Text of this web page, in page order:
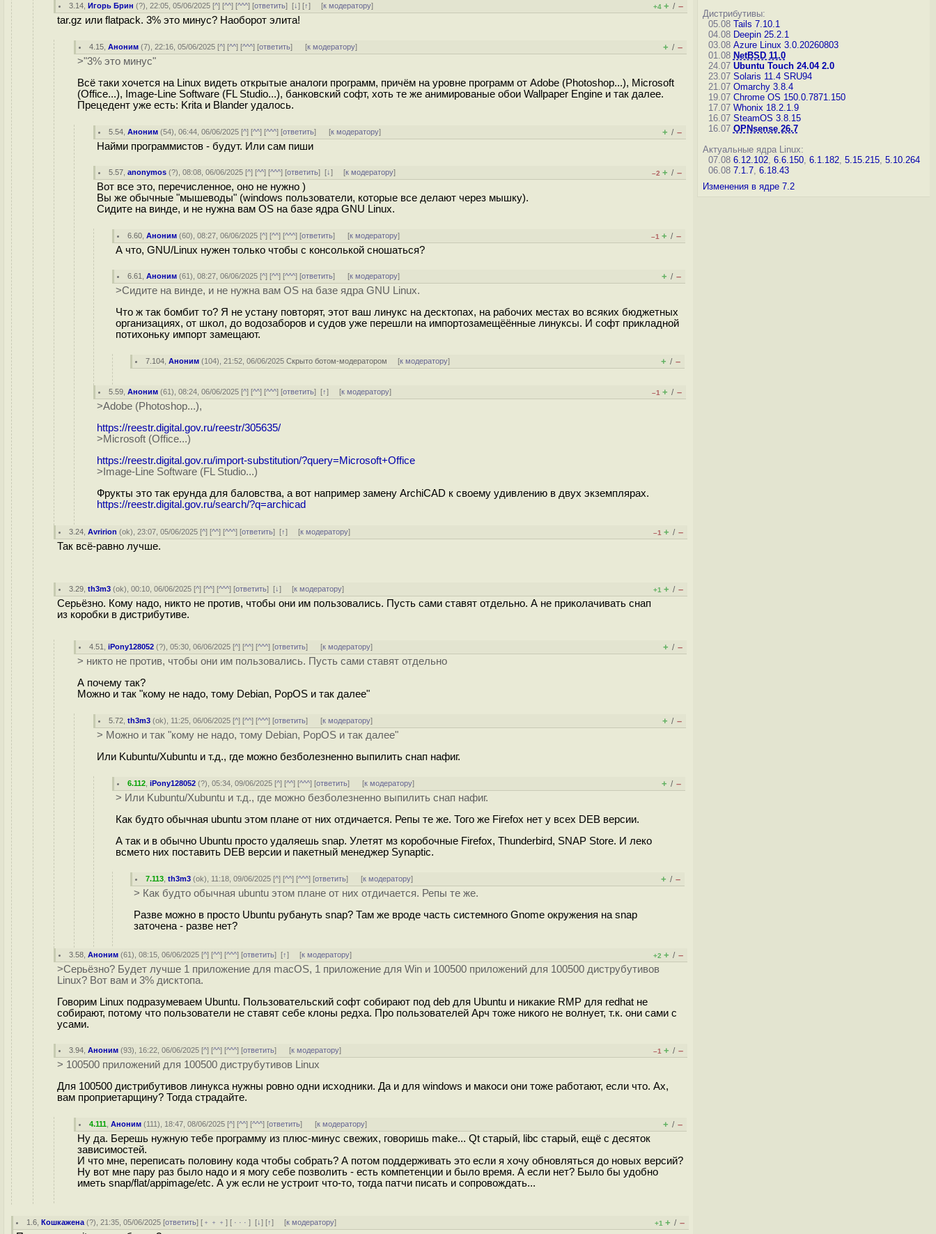
3.14 ,Игорь Брин (?), 22:05, 05/06/2025 [^] [^^] [^^^] [ответить][↓] [↑] [к модератору] +4 + / –
tar.gz или flatpack. 3% это минус? Наоборот элита!
4.15 ,Аноним (7), 22:16, 05/06/2025 [^] [^^] [^^^] [ответить] [к модератору] + / –
>"3% это минус"
Всё таки хочется на Linux видеть открытые аналоги программ, причём на уровне программ от Adobe (Photoshop...), Microsoft
(Office...), Image-Line Software (FL Studio...), банковский софт, хоть те же анимированые обои Wallpaper Engine и так далее.
Прецедент уже есть: Krita и Blander удалось.
5.54 ,Аноним (54), 06:44, 06/06/2025 [^] [^^] [^^^] [ответить] [к модератору] + / –
Найми программистов - будут. Или сам пиши
5.57 ,anonymos (?), 08:08, 06/06/2025 [^] [^^] [^^^] [ответить][↓] [к модератору] –2 + / –
Вот все это, перечисленное, оно не нужно )
Вы же обычные "мышеводы" (windows пользователи, которые все делают через мышку).
Сидите на винде, и не нужна вам OS на базе ядра GNU Linux.
6.60 ,Аноним (60), 08:27, 06/06/2025 [^] [^^] [^^^] [ответить] [к модератору] –1 + / –
А что, GNU/Linux нужен только чтобы с консолькой сношаться?
6.61 ,Аноним (61), 08:27, 06/06/2025 [^] [^^] [^^^] [ответить] [к модератору] + / –
>Сидите на винде, и не нужна вам OS на базе ядра GNU Linux.
Что ж так бомбит то? Я не устану повторят, этот ваш линукс на десктопах, на рабочих местах во всяких бюджетных
организациях, от школ, до водозаборов и судов уже перешли на импортозамещёённые линуксы. И софт прикладной
потихоньку импорт замещают.
7.104 ,Аноним (104), 21:52, 06/06/2025Скрыто ботом-модератором [к модератору] + / –
5.59 ,Аноним (61), 08:24, 06/06/2025 [^] [^^] [^^^] [ответить][↑] [к модератору] –1 + / –
>Adobe (Photoshop...),
https://reestr.digital.gov.ru/reestr/305635/
>Microsoft (Office...)
https://reestr.digital.gov.ru/import-substitution/?query=Microsoft+Office
>Image-Line Software (FL Studio...)
Фрукты это так ерунда для баловства, а вот например замену ArchiCAD к своему удивлению в двух экземплярах.
https://reestr.digital.gov.ru/search/?q=archicad
3.24 ,Avririon (ok), 23:07, 05/06/2025 [^] [^^] [^^^] [ответить][↑] [к модератору] –1 + / –
Так всё-равно лучше.
3.29 ,th3m3 (ok), 00:10, 06/06/2025 [^] [^^] [^^^] [ответить][↓] [к модератору] +1 + / –
Серьёзно. Кому надо, никто не против, чтобы они им пользовались. Пусть сами ставят отдельно. А не приколачивать снап
из коробки в дистрибутиве.
4.51 ,iPony128052 (?), 05:30, 06/06/2025 [^] [^^] [^^^] [ответить] [к модератору] + / –
> никто не против, чтобы они им пользовались. Пусть сами ставят отдельно
А почему так?
Можно и так "кому не надо, тому Debian, PopOS и так далее"
5.72 ,th3m3 (ok), 11:25, 06/06/2025 [^] [^^] [^^^] [ответить] [к модератору] + / –
> Можно и так "кому не надо, тому Debian, PopOS и так далее"
Или Kubuntu/Xubuntu и т.д., где можно безболезненно выпилить снап нафиг.
6.112 ,iPony128052 (?), 05:34, 09/06/2025 [^] [^^] [^^^] [ответить] [к модератору] + / –
> Или Kubuntu/Xubuntu и т.д., где можно безболезненно выпилить снап нафиг.
Как будто обычная ubuntu этом плане от них отдичается. Репы те же. Того же Firefox нет у всех DEB версии.
А так и в обычно Ubuntu просто удаляешь snap. Улетят мз коробочные Firefox, Thunderbird, SNAP Store. И леко
всмето них поставить DEB версии и пакетный менеджер Synaptic.
7.113 ,th3m3 (ok), 11:18, 09/06/2025 [^] [^^] [^^^] [ответить] [к модератору] + / –
> Как будто обычная ubuntu этом плане от них отдичается. Репы те же.
Разве можно в просто Ubuntu рубануть snap? Там же вроде часть системного Gnome окружения на snap
заточена - разве нет?
3.58 ,Аноним (61), 08:15, 06/06/2025 [^] [^^] [^^^] [ответить][↑] [к модератору] +2 + / –
>Серьёзно? Будет лучше 1 приложение для macOS, 1 приложение для Win и 100500 приложений для 100500 диструбутивов
Linux? Вот вам и 3% дисктопа.
Говорим Linux подразумеваем Ubuntu. Пользовательский софт собирают под deb для Ubuntu и никакие RMP для redhat не
собирают, потому что пользователи не ставят себе клоны редха. Про пользователей Арч тоже никого не волнует, т.к. они сами с
усами.
3.94 ,Аноним (93), 16:22, 06/06/2025 [^] [^^] [^^^] [ответить] [к модератору] –1 + / –
> 100500 приложений для 100500 диструбутивов Linux
Для 100500 дистрибутивов линукса нужны ровно одни исходники. Да и для windows и макоси они тоже работают, если что. Ах,
вам проприетарщину? Тогда страдайте.
4.111 ,Аноним (111), 18:47, 08/06/2025 [^] [^^] [^^^] [ответить] [к модератору] + / –
Ну да. Берешь нужную тебе программу из плюс-минус свежих, говоришь make... Qt старый, libc старый, ещё с десяток
зависимостей.
И что мне, переписать половину кода чтобы собрать? А потом поддерживать это если я хочу обновляться до новых версий?
Ну вот мне пару раз было надо и я могу себе позволить - есть компетенции и было время. А если нет? Было бы удобно
иметь snap/flat/appimage/etc. А уж если не устроит что-то, тогда патчи писать и сопровождать...
1.6 ,Кошкажена (?), 21:35, 05/06/2025 [ответить] [ ﹢﹢﹢] [ · · ·][↓] [↑] [к модератору] +1 + / –
Дистрибутивы:
05.08 Tails 7.10.1
04.08 Deepin 25.2.1
03.08 Azure Linux 3.0.20260803
01.08 NetBSD 11.0
24.07 Ubuntu Touch 24.04 2.0
23.07 Solaris 11.4 SRU94
21.07 Omarchy 3.8.4
19.07 Chrome OS 150.0.7871.150
17.07 Whonix 18.2.1.9
16.07 SteamOS 3.8.15
16.07 OPNsense 26.7
Актуальные ядра Linux:
07.08 6.12.102, 6.6.150, 6.1.182, 5.15.215, 5.10.264
06.08 7.1.7, 6.18.43
Изменения в ядре 7.2